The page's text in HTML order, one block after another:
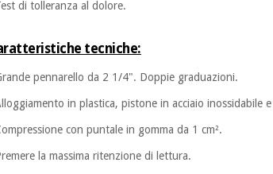
di tolleranza al dolore.
tecniche:
pennarello da 2 1/4". Doppie graduazioni.
in plastica, pistone in acciaio inossidabile
con puntale in gomma da 1 cm².
la massima ritenzione di lettura.